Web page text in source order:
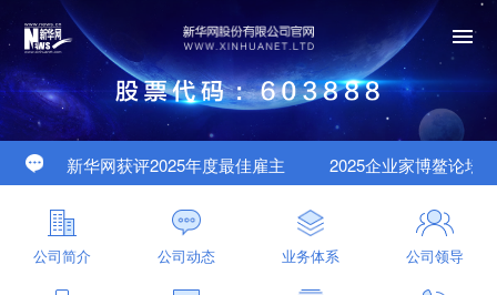
新华网获评2025年度最佳雇主
2025企业家博鳌论坛举行
公司简介 公司动态 业务体系 公司领导